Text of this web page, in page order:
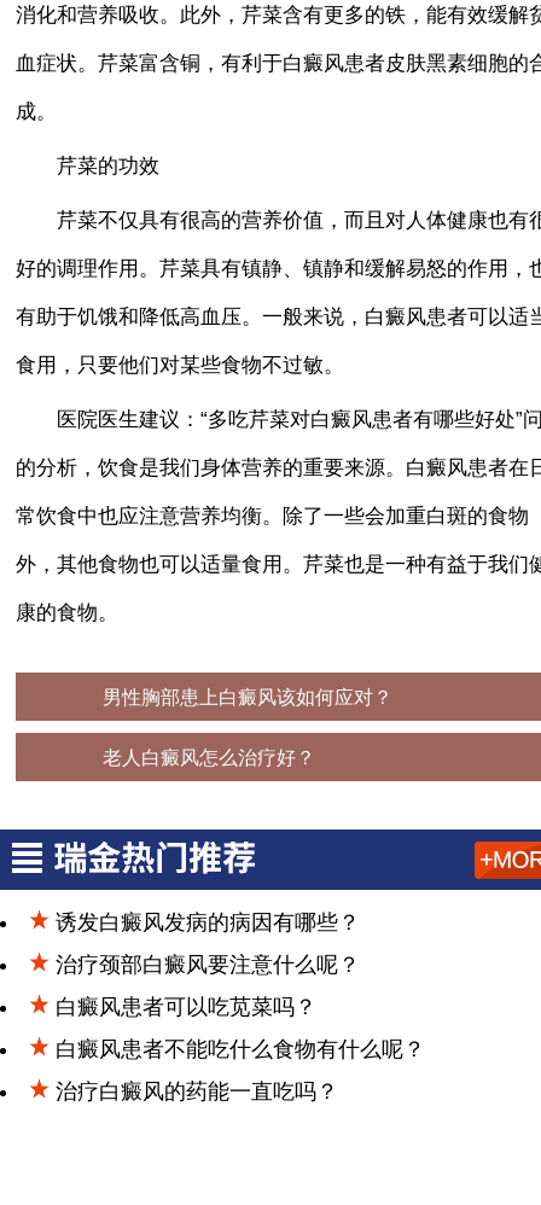
消化和营养吸收。此外，芹菜含有更多的铁，能有效缓解
血症状。芹菜富含铜，有利于白癜风患者皮肤黑素细胞的
成。
芹菜的功效
芹菜不仅具有很高的营养价值，而且对人体健康也有
好的调理作用。芹菜具有镇静、镇静和缓解易怒的作用，
有助于饥饿和降低高血压。一般来说，白癜风患者可以适
食用，只要他们对某些食物不过敏。
医院医生建议：“多吃芹菜对白癜风患者有哪些好处”
的分析，饮食是我们身体营养的重要来源。白癜风患者在
常饮食中也应注意营养均衡。除了一些会加重白斑的食物
外，其他食物也可以适量食用。芹菜也是一种有益于我们
康的食物。
男性胸部患上白癜风该如何应对？
老人白癜风怎么治疗好？
诱发白癜风发病的病因有哪些？
治疗颈部白癜风要注意什么呢？
白癜风患者可以吃苋菜吗？
白癜风患者不能吃什么食物有什么呢？
治疗白癜风的药能一直吃吗？